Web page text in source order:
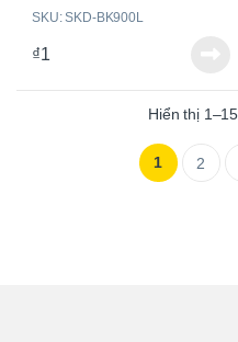
SKU: SKD-BK900L
₫1
Hiển thị
1 2